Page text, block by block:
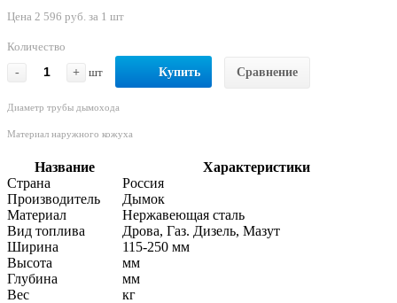
Цена 2 596 руб. за 1 шт
Количество
-
+ шт Купить Сравнение
Диаметр трубы дымохода
Материал наружного кожуха
Название
Характеристики
Страна
Россия
Производитель
Дымок
Материал
Нержавеющая сталь
Вид топлива
Дрова, Газ. Дизель, Мазут
Ширина
115-250 мм
Высота
мм
Глубина
мм
Вес
кг